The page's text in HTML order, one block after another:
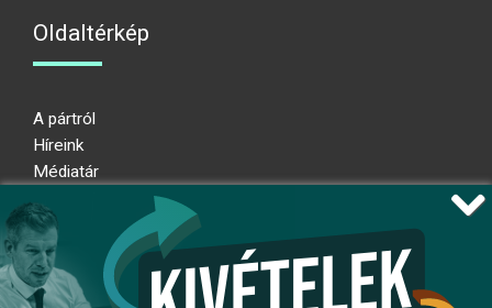
Oldaltérkép
A pártról
Híreink
Médiatár
Adatkezelési nyilatkozat
Átláthatósági nyilatkozat
Ugrás az oldal tetejére